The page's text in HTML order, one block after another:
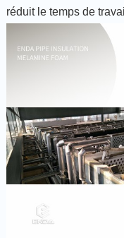
réduit le temps de